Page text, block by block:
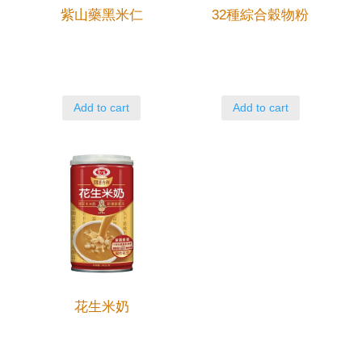
紫山藥黑米仁
Add to cart
32種綜合穀物粉
Add to cart
花生米奶